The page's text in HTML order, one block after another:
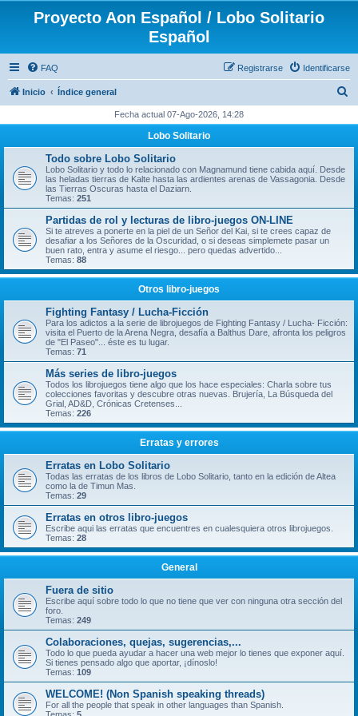
Proyecto Aon Español / Lobo Solitario
Español
FAQ Identificarse
Registrarse
Inicio Índice general
c
Fecha actual 07-Ago-2026, 14:28
Lobo Solitario
Todo sobre Lobo Solitario
Lobo Solitario y todo lo relacionado con Magnamund tiene cabida aquí. Desde
las heladas tierras de Kalte hasta las ardientes arenas de Vassagonia. Desde
las Tierras Oscuras hasta el Daziarn.
Temas: 251
Partidas de rol y lecturas de libro-juegos ON-LINE
Si te atreves a ponerte en la piel de un Señor del Kai, si te crees capaz de
desafiar a los Señores de la Oscuridad, o si deseas simplemete pasar un
buen rato, entra y asume el riesgo... pero quedas advertido...
Temas: 88
Otros libro-juegos
Fighting Fantasy / Lucha-Ficción
Para los adictos a la serie de librojuegos de Fighting Fantasy / Lucha- Ficción:
visita el Puerto de la Arena Negra, desafía a Balthus Dare, afronta los peligros
de "El Paseo"... éste es tu lugar.
Temas: 71
Más series de libro-juegos
Todos los librojuegos tiene algo que los hace especiales: Charla sobre tus
colecciones favoritas y descubre otras nuevas. Brujería, La Búsqueda del
Grial, AD&D, Crónicas Cretenses...
Temas: 226
Erratas y errores
Erratas en Lobo Solitario
Todas las erratas de los libros de Lobo Solitario, tanto en la edición de Altea
como la de Timun Mas.
Temas: 29
Erratas en otros libro-juegos
Escribe aqui las erratas que encuentres en cualesquiera otros librojuegos.
Temas: 28
General
Fuera de sitio
Escribe aquí sobre todo lo que no tiene que ver con ninguna otra sección del
foro.
Temas: 249
Colaboraciones, quejas, sugerencias,...
Todo lo que pueda ayudar a hacer una web mejor lo tienes que exponer aquí.
Si tienes pensado algo que aportar, ¡dínoslo!
Temas: 109
WELCOME! (Non Spanish speaking threads)
For all the people that speak in other languages than Spanish.